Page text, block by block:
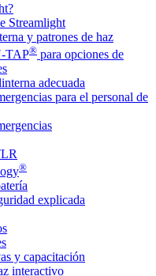
Streamlight
y patrones de haz
TAP® para opciones de
adecuada
para el personal de
®
explicada
y capacitación
interactivo